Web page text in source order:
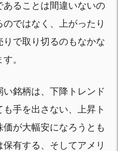
あることは間違いないの
ではなく、上がったり
で取り切るのもなかな
。
銘柄は、下降トレンド
手を出さない、上昇ト
が大幅安になろうとも
保有する、そしてアメリ